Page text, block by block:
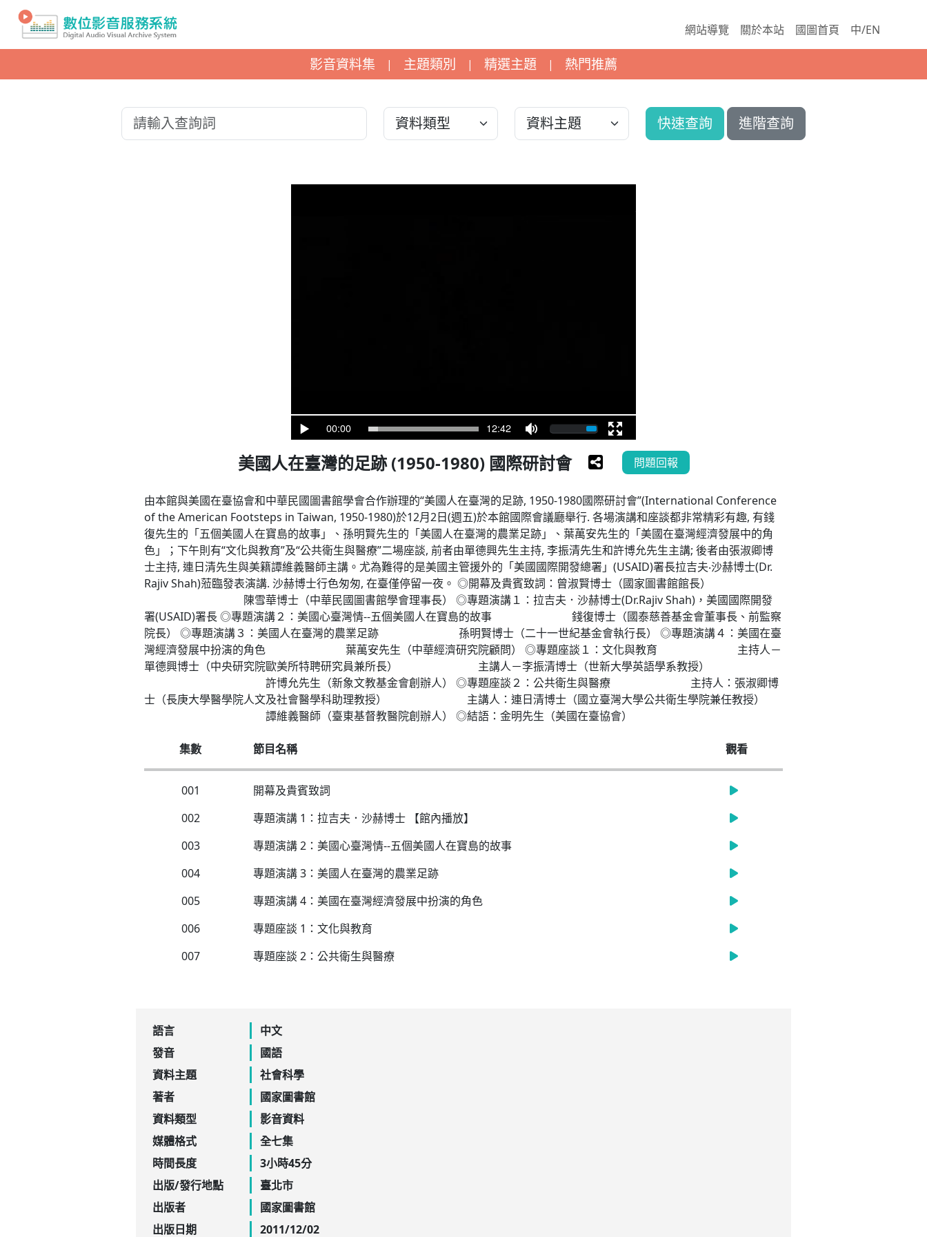
網站導覽 關於本站 國圖首頁 中/EN
影音資料集 | 主題類別 | 精選主題 | 熱門推薦
快速查詢 進階查詢
00:00 12:42
美國人在臺灣的足跡 (1950-1980) 國際研討會 問題回報
由本館與美國在臺協會和中華民國圖書館學會合作辦理的“美國人在臺灣的足跡, 1950-1980國際研討會”(International Conference
of the American Footsteps in Taiwan, 1950-1980)於12月2日(週五)於本館國際會議廳舉行. 各場演講和座談都非常精彩有趣, 有錢
復先生的「五個美國人在寶島的故事」、孫明賢先生的「美國人在臺灣的農業足跡」、葉萬安先生的「美國在臺灣經濟發展中的角
色」；下午則有“文化與教育”及“公共衛生與醫療”二場座談, 前者由單德興先生主持, 李振清先生和許博允先生主講; 後者由張淑卿博
士主持, 連日清先生與美籍譚維義醫師主講。尤為難得的是美國主管援外的「美國國際開發總署」(USAID)署長拉吉夫‧沙赫博士(Dr.
Rajiv Shah)蒞臨發表演講. 沙赫博士行色匆匆, 在臺僅停留一夜。 ◎開幕及貴賓致詞：曾淑賢博士（國家圖書館館長）
陳雪華博士（中華民國圖書館學會理事長） ◎專題演講１：拉吉夫．沙赫博士(Dr.Rajiv Shah)，美國國際開發
署(USAID)署長 ◎專題演講２：美國心臺灣情--五個美國人在寶島的故事 錢復博士（國泰慈善基金會董事長、前監察
院長） ◎專題演講３：美國人在臺灣的農業足跡 孫明賢博士（二十一世紀基金會執行長） ◎專題演講４：美國在臺
灣經濟發展中扮演的角色 葉萬安先生（中華經濟研究院顧問） ◎專題座談１：文化與教育 主持人－
單德興博士（中央研究院歐美所特聘研究員兼所長） 主講人－李振清博士（世新大學英語學系教授）
許博允先生（新象文教基金會創辦人） ◎專題座談２：公共衛生與醫療 主持人：張淑卿博
士（長庚大學醫學院人文及社會醫學科助理教授） 主講人：連日清博士（國立臺灣大學公共衛生學院兼任教授）
譚維義醫師（臺東基督教醫院創辦人） ◎結語：金明先生（美國在臺協會）
集數 節目名稱 觀看
001
開幕及貴賓致詞
002
專題演講 1：拉吉夫．沙赫博士 【館內播放】
003
專題演講 2：美國心臺灣情--五個美國人在寶島的故事
004
專題演講 3：美國人在臺灣的農業足跡
005
專題演講 4：美國在臺灣經濟發展中扮演的角色
006
專題座談 1：文化與教育
007
專題座談 2：公共衛生與醫療
語言
中文
發音
國語
資料主題
社會科學
著者
國家圖書館
資料類型
影音資料
媒體格式
全七集
時間長度
3小時45分
出版/發行地點
臺北市
出版者
國家圖書館
出版日期
2011/12/02